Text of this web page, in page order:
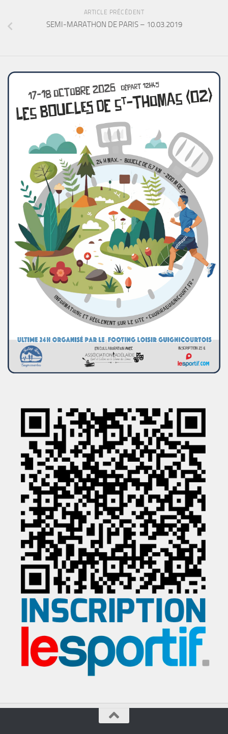
ARTICLE PRÉCÉDENT
SEMI-MARATHON DE PARIS – 10.03.2019